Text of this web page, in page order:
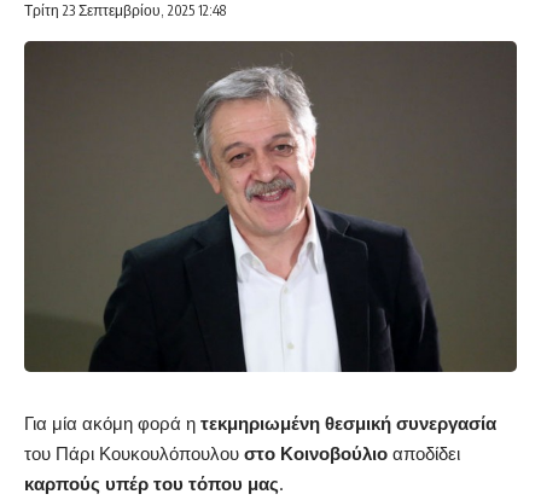
Τρίτη 23 Σεπτεμβρίου, 2025 12:48
Για μία ακόμη φορά η τεκμηριωμένη θεσμική συνεργασία
του Πάρι Κουκουλόπουλου στο Κοινοβούλιο αποδίδει
καρπούς υπέρ του τόπου μας.